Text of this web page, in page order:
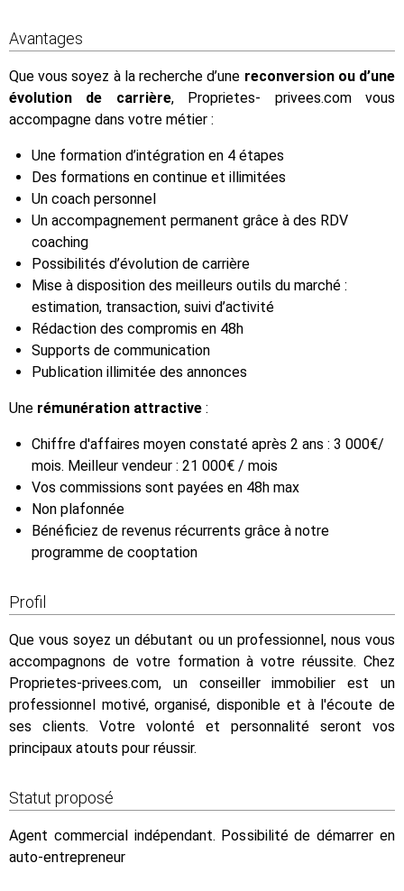
Avantages
Que vous soyez à la recherche d’une reconversion ou d’une
évolution de carrière, Proprietes- privees.com vous
accompagne dans votre métier :
Une formation d’intégration en 4 étapes
Des formations en continue et illimitées
Un coach personnel
Un accompagnement permanent grâce à des RDV
coaching
Possibilités d’évolution de carrière
Mise à disposition des meilleurs outils du marché :
estimation, transaction, suivi d’activité
Rédaction des compromis en 48h
Supports de communication
Publication illimitée des annonces
Une rémunération attractive :
Chiffre d'affaires moyen constaté après 2 ans : 3 000€/
mois. Meilleur vendeur : 21 000€ / mois
Vos commissions sont payées en 48h max
Non plafonnée
Bénéficiez de revenus récurrents grâce à notre
programme de cooptation
Profil
Que vous soyez un débutant ou un professionnel, nous vous
accompagnons de votre formation à votre réussite. Chez
Proprietes-privees.com, un conseiller immobilier est un
professionnel motivé, organisé, disponible et à l'écoute de
ses clients. Votre volonté et personnalité seront vos
principaux atouts pour réussir.
Statut proposé
Agent commercial indépendant. Possibilité de démarrer en
auto-entrepreneur